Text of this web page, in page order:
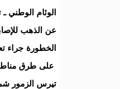
الوئام الوطني
عن الذهب
الخطورة جراء
على طرق مناطق
تيرس الزمور